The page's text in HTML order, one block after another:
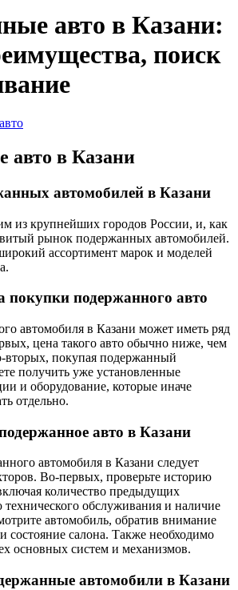
авто в Казани:
поиск
авто в Казани
автомобилей в Казани
из крупнейших городов России, и, как
рынок подержанных автомобилей.
ассортимент марок и моделей
покупки подержанного авто
автомобиля в Казани может иметь ряд
цена такого авто обычно ниже, чем
покупая подержанный
получить уже установленные
и оборудование, которые иначе
отдельно.
авто в Казани
автомобиля в Казани следует
Во-первых, проверьте историю
количество предыдущих
технического обслуживания и наличие
автомобиль, обратив внимание
состояние салона. Также необходимо
основных систем и механизмов.
автомобили в Казани